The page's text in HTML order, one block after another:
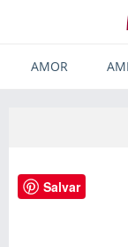
AMOR
Salvar